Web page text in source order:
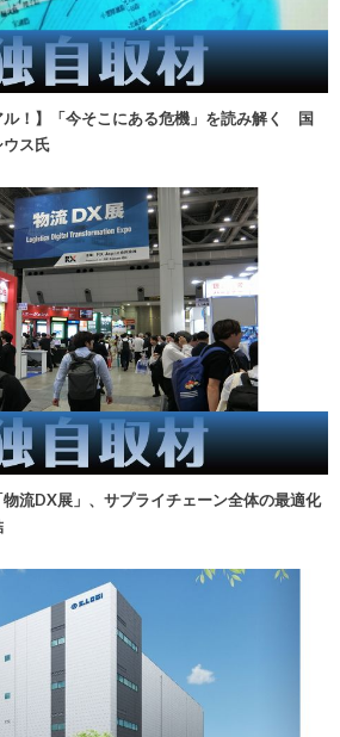
ル！】「今そこにある危機」を読み解く 国
ス氏
物流DX展」、サプライチェーン全体の最適化